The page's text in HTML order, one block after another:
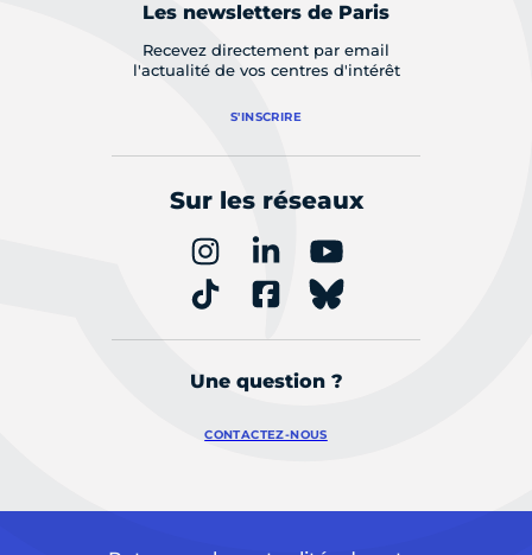
Les newsletters de Paris
Recevez directement par email
l'actualité de vos centres d'intérêt
S'INSCRIRE
Sur les réseaux
Une question ?
CONTACTEZ-NOUS